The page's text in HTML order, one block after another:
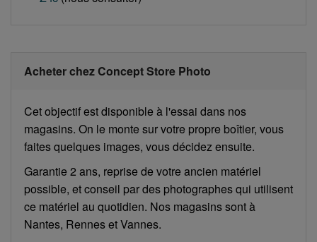
Acheter chez Concept Store Photo
Cet objectif est disponible à l'essai dans nos
magasins. On le monte sur votre propre boîtier, vous
faites quelques images, vous décidez ensuite.
Garantie 2 ans, reprise de votre ancien matériel
possible, et conseil par des photographes qui utilisent
ce matériel au quotidien. Nos magasins sont à
Nantes, Rennes et Vannes.